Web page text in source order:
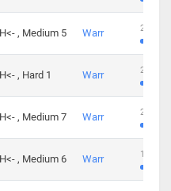
, Medium 5 Warr 265
, Hard 1 Warr 224
, Medium 7 Warr 230
, Medium 6 Warr 168